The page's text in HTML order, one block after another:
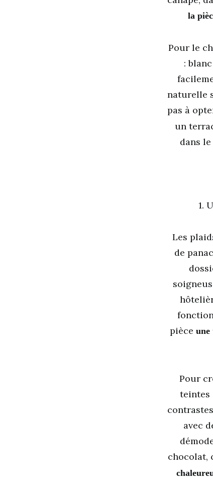
la
Pour le
:
naturelle
pas à
un
dans
1.
Les
de
pièce une
Pour
teintes
avec
chocolat,